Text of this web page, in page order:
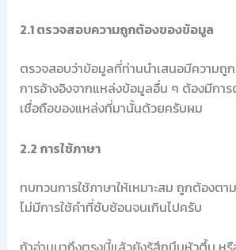
2.1 ตรวจสอบความถูกต้องของข้อมูล
ตรวจสอบว่าข้อมูลที่ท่านนำเสนอมีความถู
การอ้างอิงจากแหล่งข้อมูลอื่น ๆ ต้องมีกา
เชื่อถือของแหล่งที่มานั้นด้วยครับผม
2.2 การใช้ภาษา
ทบทวนการใช้ภาษาให้เหมาะสม ถูกต้องต
ไม่มีการใช้คำที่ซับซ้อนจนเกินไปครับ